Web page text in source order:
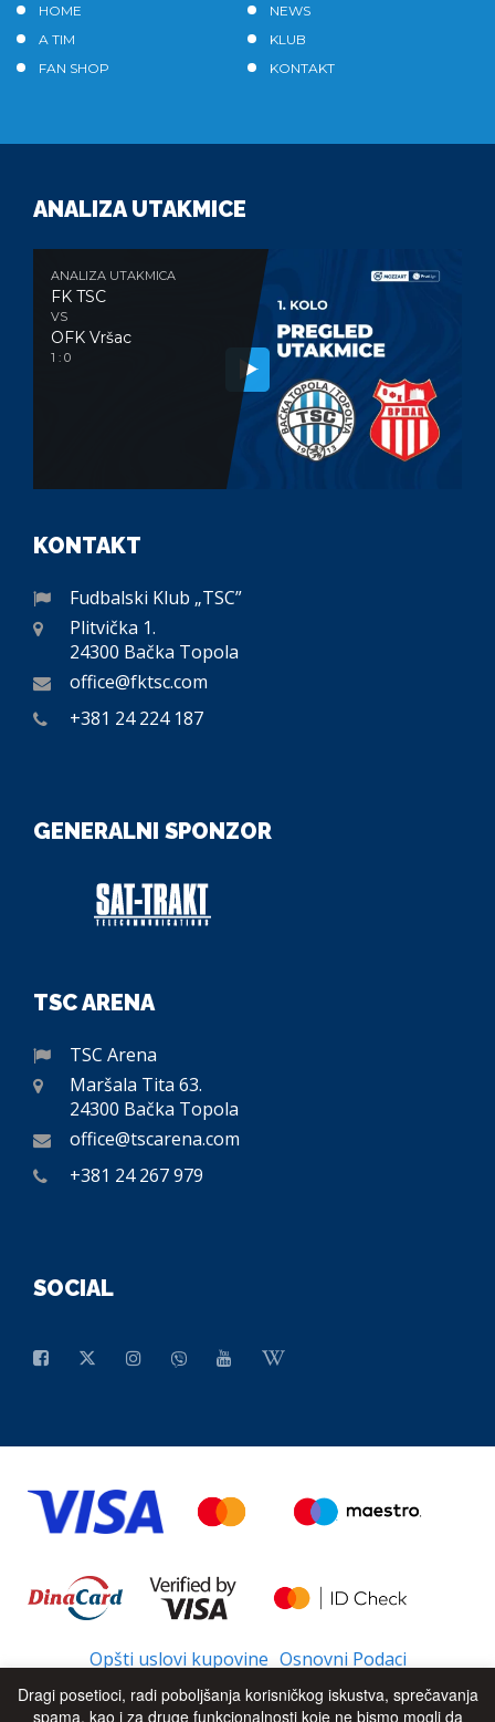
HOME
NEWS
A TIM
KLUB
FAN SHOP
KONTAKT
ANALIZA UTAKMICE
ANALIZA UTAKMICA
FK TSC
VS
OFK Vršac
1 : 0
KONTAKT
Fudbalski Klub „TSC”
Plitvička 1.
24300 Bačka Topola
office@fktsc.com
+381 24 224 187
GENERALNI SPONZOR
TSC ARENA
TSC Arena
Maršala Tita 63.
24300 Bačka Topola
office@tscarena.com
+381 24 267 979
SOCIAL
Opšti uslovi kupovine Osnovni Podaci
Dragi posetioci, radi poboljšanja korisničkog iskustva, sprečavanja
spama, kao i za druge funkcionalnosti koje ne bismo mogli da